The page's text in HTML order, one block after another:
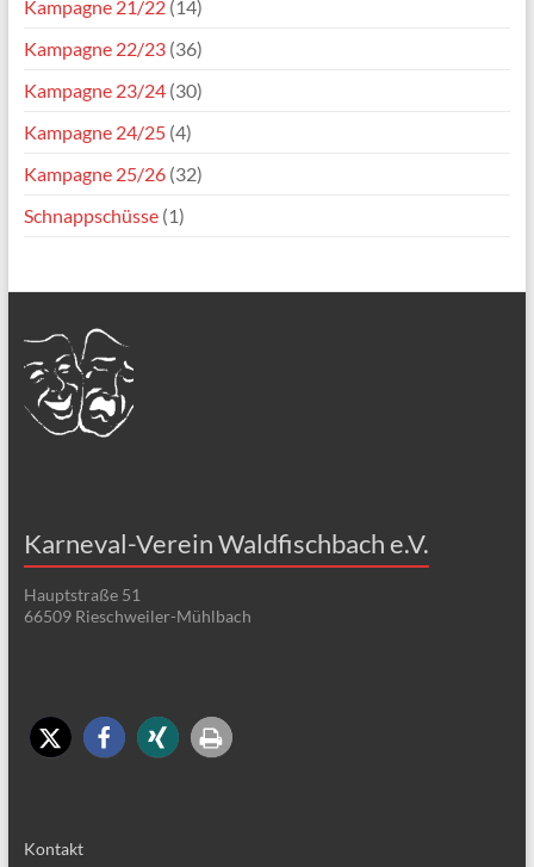
Kampagne 21/22(14)
Kampagne 22/23(36)
Kampagne 23/24(30)
Kampagne 24/25(4)
Kampagne 25/26(32)
Schnappschüsse(1)
Karneval-Verein Waldfischbach e.V.
Hauptstraße 51
66509 Rieschweiler-Mühlbach
Kontakt